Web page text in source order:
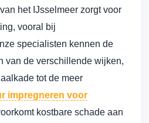
het IJsselmeer zorgt voor
vooral bij
specialisten kennen de
van de verschillende wijken,
tot de meer
impregneren voor
kostbare schade aan